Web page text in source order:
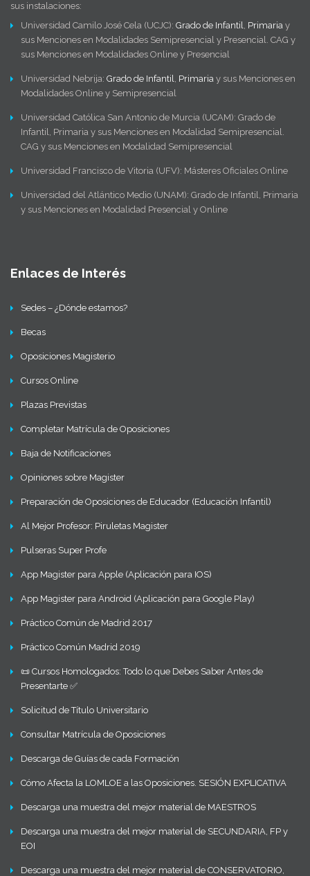
sus instalaciones:
Universidad Camilo José Cela (UCJC): Grado de Infantil, Primaria y
sus Menciones en Modalidades Semipresencial y Presencial. CAG y
sus Menciones en Modalidades Online y Presencial
Universidad Nebrija: Grado de Infantil, Primaria y sus Menciones en
Modalidades Online y Semipresencial
Universidad Católica San Antonio de Murcia (UCAM): Grado de
Infantil, Primaria y sus Menciones en Modalidad Semipresencial.
CAG y sus Menciones en Modalidad Semipresencial
Universidad Francisco de Vitoria (UFV): Másteres Oficiales Online
Universidad del Atlántico Medio (UNAM): Grado de Infantil, Primaria
y sus Menciones en Modalidad Presencial y Online
Enlaces de Interés
Sedes – ¿Dónde estamos?
Becas
Oposiciones Magisterio
Cursos Online
Plazas Previstas
Completar Matrícula de Oposiciones
Baja de Notificaciones
Opiniones sobre Magister
Preparación de Oposiciones de Educador (Educación Infantil)
Al Mejor Profesor: Piruletas Magister
Pulseras Super Profe
App Magister para Apple (Aplicación para IOS)
App Magister para Android (Aplicación para Google Play)
Práctico Común de Madrid 2017
Práctico Común Madrid 2019
📜 Cursos Homologados: Todo lo que Debes Saber Antes de
Presentarte ✅
Solicitud de Título Universitario
Consultar Matrícula de Oposiciones
Descarga de Guías de cada Formación
Cómo Afecta la LOMLOE a las Oposiciones. SESIÓN EXPLICATIVA
Descarga una muestra del mejor material de MAESTROS
Descarga una muestra del mejor material de SECUNDARIA, FP y
EOI
Descarga una muestra del mejor material de CONSERVATORIO,